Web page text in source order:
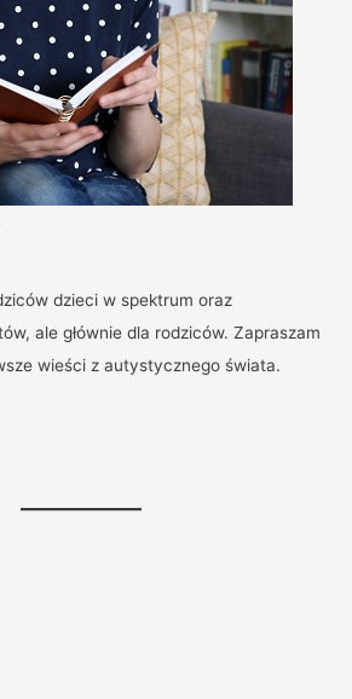
dzieci w spektrum oraz
ale głównie dla rodziców. Zapraszam
wieści z autystycznego świata.